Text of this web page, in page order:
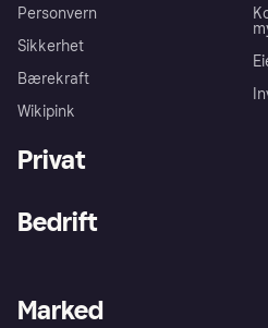
Personvern
Sikkerhet
Bærekraft
Wikipink
Privat
Utforsk butikker
Bedrift
Merchant portal
Marked